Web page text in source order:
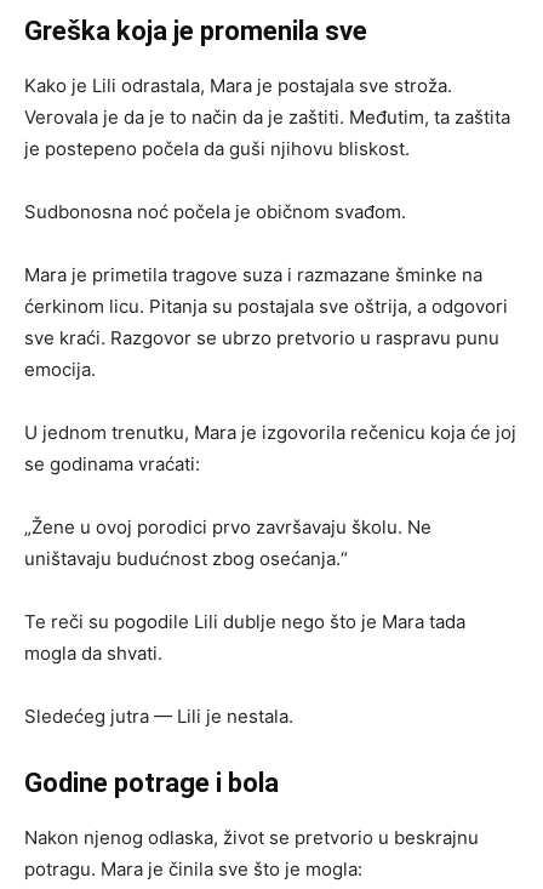
Greška koja je promenila sve
Kako je Lili odrastala, Mara je postajala sve stroža.
Verovala je da je to način da je zaštiti. Međutim, ta zaštita
je postepeno počela da guši njihovu bliskost.
Sudbonosna noć počela je običnom svađom.
Mara je primetila tragove suza i razmazane šminke na
ćerkinom licu. Pitanja su postajala sve oštrija, a odgovori
sve kraći. Razgovor se ubrzo pretvorio u raspravu punu
emocija.
U jednom trenutku, Mara je izgovorila rečenicu koja će joj
se godinama vraćati:
„Žene u ovoj porodici prvo završavaju školu. Ne
uništavaju budućnost zbog osećanja.“
Te reči su pogodile Lili dublje nego što je Mara tada
mogla da shvati.
Sledećeg jutra — Lili je nestala.
Godine potrage i bola
Nakon njenog odlaska, život se pretvorio u beskrajnu
potragu. Mara je činila sve što je mogla: